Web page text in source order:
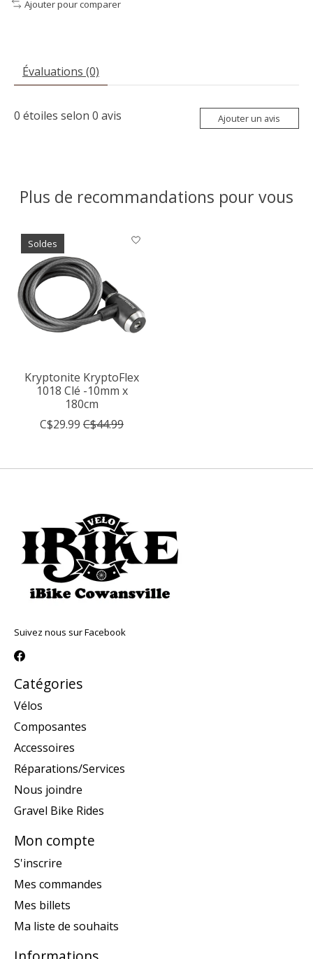
Ajouter pour comparer
Évaluations (0)
0 étoiles selon 0 avis Ajouter un avis
Plus de recommandations pour vous
Articles du carrousel de produits
Soldes
Kryptonite KryptoFlex
1018 Clé -10mm x
180cm
C$29.99 C$44.99
Suivez nous sur Facebook
Catégories
Vélos
Composantes
Accessoires
Réparations/Services
Nous joindre
Gravel Bike Rides
Mon compte
S'inscrire
Mes commandes
Mes billets
Ma liste de souhaits